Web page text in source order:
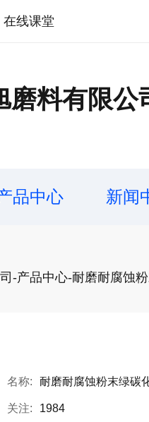
在线课堂
磨料有限公
品中心 新闻
-产品中心-耐磨耐腐蚀
名称: 耐磨耐腐蚀粉末绿碳
关注: 1984